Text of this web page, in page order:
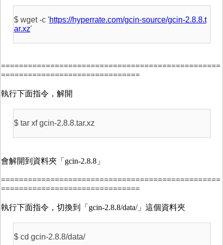
$ wget -c 'https://hyperrate.com/gcin-source/gcin-2.8.8.t
ar.xz'
=================================================
===============================
執行下面指令，解開
$ tar xf gcin-2.8.8.tar.xz
會解開到資料夾「gcin-2.8.8」
=================================================
===============================
執行下面指令，切換到「gcin-2.8.8/data/」這個資料夾
$ cd gcin-2.8.8/data/